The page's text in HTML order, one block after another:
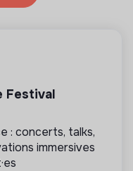
Festival
: concerts, talks,
immersives